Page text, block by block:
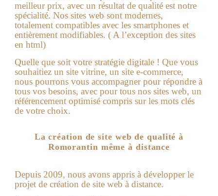
meilleur prix, avec un résultat de qualité est notre
spécialité. Nos sites web sont modernes,
totalement compatibles avec les smartphones et
entièrement modifiables. ( A l’exception des sites
en html)
Quelle que soit votre stratégie digitale ! Que vous
souhaitiez un site vitrine, un site e-commerce,
nous pourrons vous accompagner pour répondre à
tous vos besoins, avec pour tous nos sites web, un
référencement optimisé compris sur les mots clés
de votre choix.
La création de site web de qualité à
Romorantin même à distance
Depuis 2009, nous avons appris à développer le
projet de création de site web à distance.